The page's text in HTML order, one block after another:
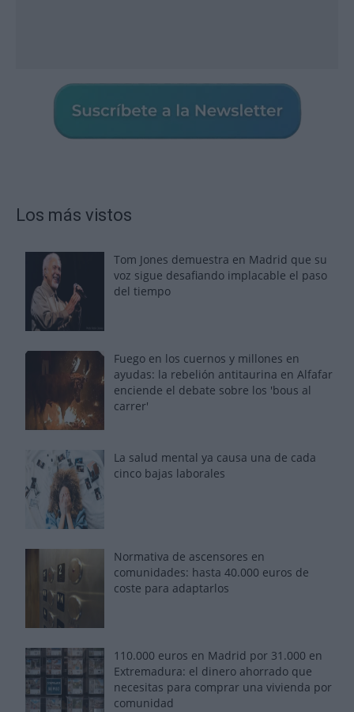
Los más vistos
Tom Jones demuestra en Madrid que su
voz sigue desafiando implacable el paso
del tiempo
Fuego en los cuernos y millones en
ayudas: la rebelión antitaurina en Alfafar
enciende el debate sobre los 'bous al
carrer'
La salud mental ya causa una de cada
cinco bajas laborales
Normativa de ascensores en
comunidades: hasta 40.000 euros de
coste para adaptarlos
110.000 euros en Madrid por 31.000 en
Extremadura: el dinero ahorrado que
necesitas para comprar una vivienda por
comunidad